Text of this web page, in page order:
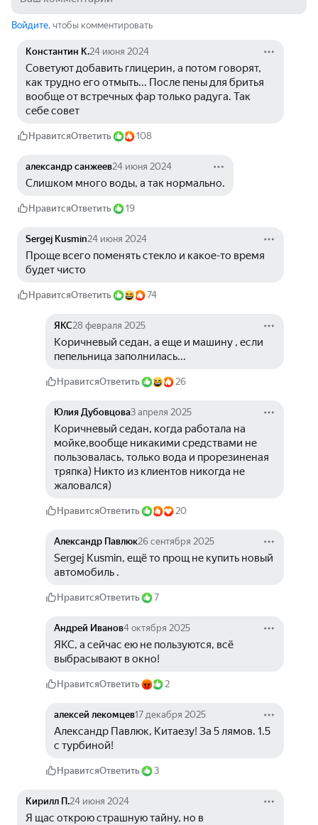
Войдите, чтобы комментировать
Константин К.24 июня 2024
Советуют добавить глицерин, а потом говорят,
как трудно его отмыть... После пены для бритья
вообще от встречных фар только радуга. Так
себе совет
НравитсяОтветить 108
александр санжеев24 июня 2024
Слишком много воды, а так нормально.
НравитсяОтветить 19
Sergej Kusmin24 июня 2024
Проще всего поменять стекло и какое-то время
будет чисто
НравитсяОтветить 74
ЯКС28 февраля 2025
Коричневый седан, а еще и машину , если
пепельница заполнилась...
НравитсяОтветить 26
Юлия Дубовцова3 апреля 2025
Коричневый седан, когда работала на
мойке,вообще никакими средствами не
пользовалась, только вода и прорезиненая
тряпка) Никто из клиентов никогда не
жаловался)
НравитсяОтветить 20
Александр Павлюк26 сентября 2025
Sergej Kusmin, ещё то прощ не купить новый
автомобиль .
НравитсяОтветить 7
Андрей Иванов4 октября 2025
ЯКС, а сейчас ею не пользуются, всё
выбрасывают в окно!
НравитсяОтветить 2
алексей лекомцев17 декабря 2025
Александр Павлюк, Китаезу! За 5 лямов. 1.5
с турбиной!
НравитсяОтветить 3
Кирилл П.24 июня 2024
Я щас открою страшную тайну, но в